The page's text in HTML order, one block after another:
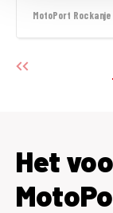
MotoPort Rockanje
Het